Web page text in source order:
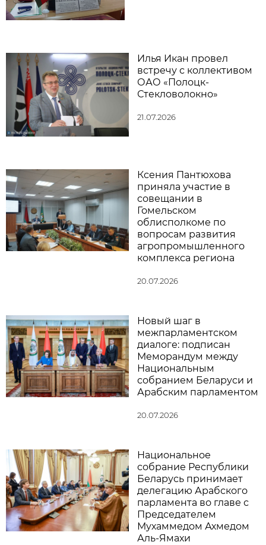
Илья Икан провел
встречу с коллективом
ОАО «Полоцк-
Стекловолокно»
21.07.2026
Ксения Пантюхова
приняла участие в
совещании в
Гомельском
облисполкоме по
вопросам развития
агропромышленного
комплекса региона
20.07.2026
Новый шаг в
межпарламентском
диалоге: подписан
Меморандум между
Национальным
собранием Беларуси и
Арабским парламентом
20.07.2026
Национальное
собрание Республики
Беларусь принимает
делегацию Арабского
парламента во главе с
Председателем
Мухаммедом Ахмедом
Аль-Ямахи